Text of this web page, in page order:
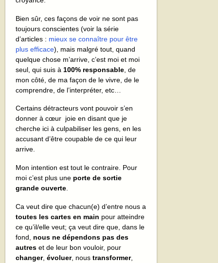
Bien sûr, ces façons de voir ne sont pas
toujours conscientes (voir la série
d’articles : mieux se connaître pour être
plus efficace), mais malgré tout, quand
quelque chose m’arrive, c’est moi et moi
seul, qui suis à 100% responsable , de
mon côté, de ma façon de le vivre, de le
comprendre, de l’interpréter, etc…
Certains détracteurs vont pouvoir s’en
donner à cœur joie en disant que je
cherche ici à culpabiliser les gens, en les
accusant d’être coupable de ce qui leur
arrive.
Mon intention est tout le contraire. Pour
moi c’est plus une porte de sortie
grande ouverte
Ca veut dire que chacun(e) d’entre nous a
toutes les cartes en main pour atteindre
ce qu’il/elle veut; ça veut dire que, dans le
fond, nous ne dépendons pas des
autres et de leur bon vouloir, pour
changer,évoluer, noustransformer,